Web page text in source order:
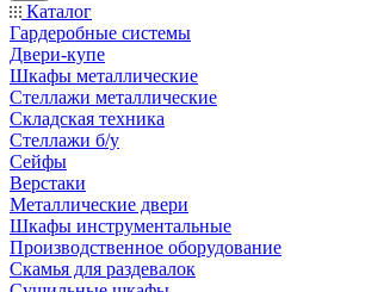
Каталог
Гардеробные системы
Двери-купе
Шкафы металлические
Стеллажи металлические
Складская техника
Стеллажи б/у
Сейфы
Верстаки
Металлические двери
Шкафы инструментальные
Производственное оборудование
Скамья для раздевалок